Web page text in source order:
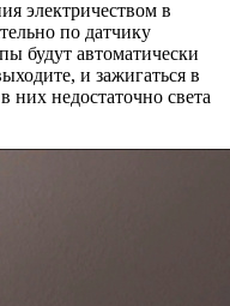
электричеством в
по датчику
будут автоматически
и зажигаться в
недостаточно света